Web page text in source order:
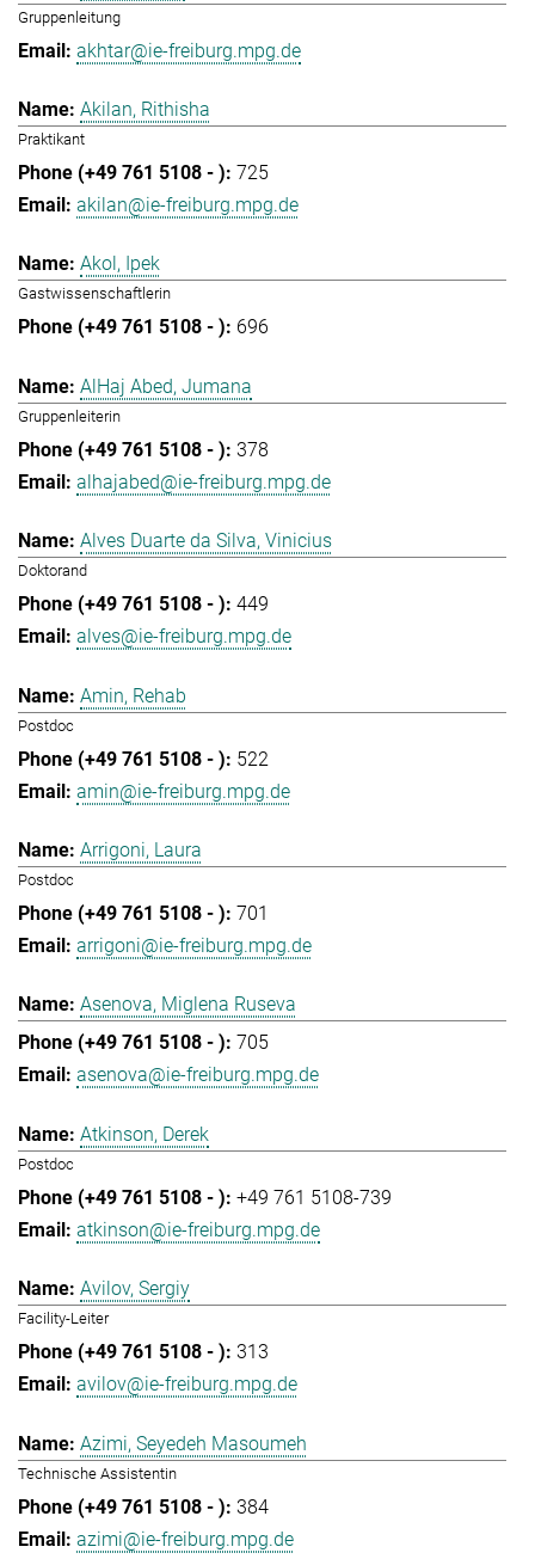
Gruppenleitung
akhtar@ie-freiburg.mpg.de
Akilan, Rithisha
Praktikant
725
akilan@ie-freiburg.mpg.de
Akol, Ipek
Gastwissenschaftlerin
696
AlHaj Abed, Jumana
Gruppenleiterin
378
alhajabed@ie-freiburg.mpg.de
Alves Duarte da Silva, Vinicius
Doktorand
449
alves@ie-freiburg.mpg.de
Amin, Rehab
Postdoc
522
amin@ie-freiburg.mpg.de
Arrigoni, Laura
Postdoc
701
arrigoni@ie-freiburg.mpg.de
Asenova, Miglena Ruseva
705
asenova@ie-freiburg.mpg.de
Atkinson, Derek
Postdoc
+49 761 5108-739
atkinson@ie-freiburg.mpg.de
Avilov, Sergiy
Facility-Leiter
313
avilov@ie-freiburg.mpg.de
Azimi, Seyedeh Masoumeh
Technische Assistentin
384
azimi@ie-freiburg.mpg.de